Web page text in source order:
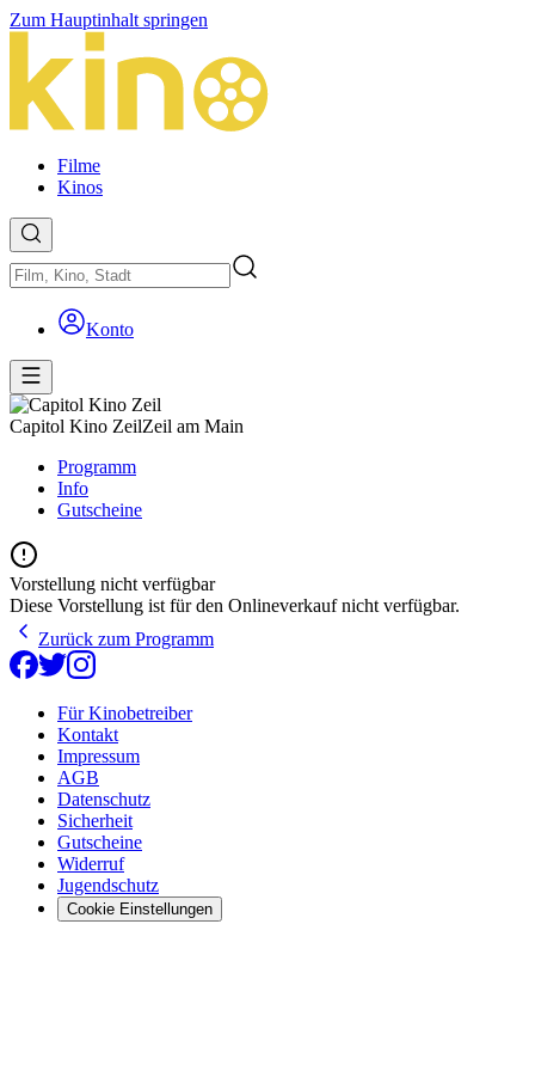
Zum Hauptinhalt springen
Filme
Kinos
Konto
Capitol Kino ZeilZeil am Main
Programm
Info
Gutscheine
Vorstellung nicht verfügbar
Diese Vorstellung ist für den Onlineverkauf nicht verfügbar.
Zurück zum Programm
Für Kinobetreiber
Kontakt
Impressum
AGB
Datenschutz
Sicherheit
Gutscheine
Widerruf
Jugendschutz
Cookie Einstellungen